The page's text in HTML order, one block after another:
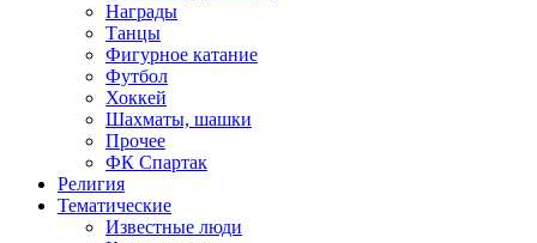
Награды
Танцы
Фигурное катание
Футбол
Хоккей
Шахматы, шашки
Прочее
ФК Спартак
Религия
Тематические
Известные люди